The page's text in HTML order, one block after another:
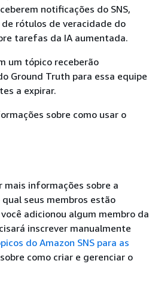
notificações do SNS,
rótulos de veracidade do
tarefas da IA aumentada.
um tópico receberão
Ground Truth para essa equipe
a expirar.
sobre como usar o
mais informações sobre a
seus membros estão
adicionou algum membro da
inscrever manualmente
do Amazon SNS para as
como criar e gerenciar o